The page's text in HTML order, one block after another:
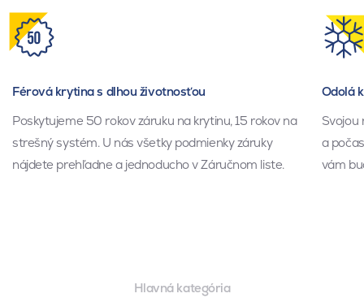
Férová krytina s dlhou životnosťou
Poskytujeme 50 rokov záruku na krytinu, 15 rokov na
strešný systém. U nás všetky podmienky záruky
nájdete prehľadne a jednoducho v Záručnom liste.
Odolá
Svojou
a
vám
Hlavná kategória